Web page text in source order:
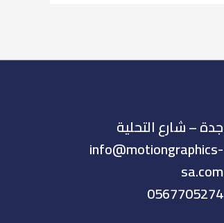
جدة – شارع التحلية
info@motiongraphics-
sa.com
0567705274